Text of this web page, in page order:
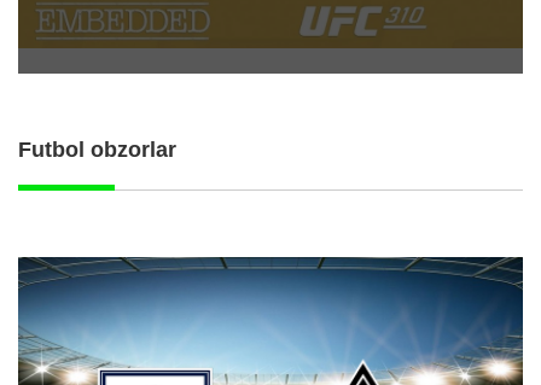
Futbol obzorlar